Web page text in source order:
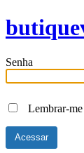
Senha
Lembrar-me